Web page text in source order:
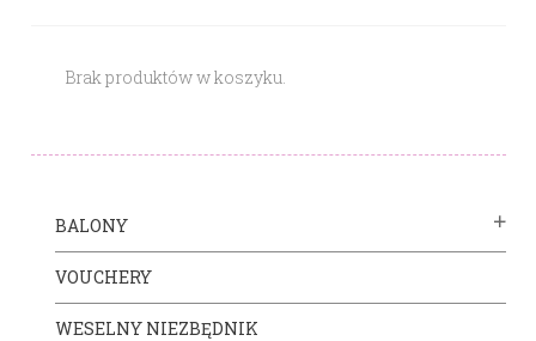
Brak produktów w koszyku.
BALONY
VOUCHERY
WESELNY NIEZBĘDNIK